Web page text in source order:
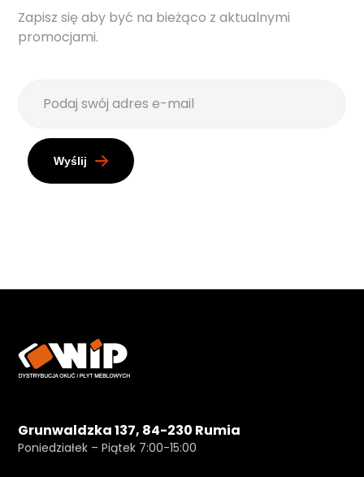
Zapisz się aby być na bieżąco z aktualnymi
promocjami.
Wyślij
Grunwaldzka 137, 84-230 Rumia
Poniedziałek – Piątek 7:00-15:00